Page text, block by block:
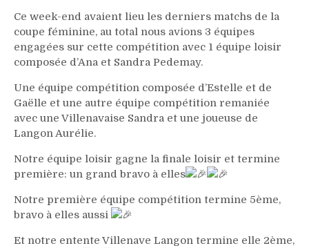
Ce week-end avaient lieu les derniers matchs de la
coupe féminine, au total nous avions 3 équipes
engagées sur cette compétition avec 1 équipe loisir
composée d’Ana et Sandra Pedemay.
Une équipe compétition composée d’Estelle et de
Gaëlle et une autre équipe compétition remaniée
avec une Villenavaise Sandra et une joueuse de
Langon Aurélie.
Notre équipe loisir gagne la finale loisir et termine
première: un grand bravo à elles
Notre première équipe compétition termine 5ème,
bravo à elles aussi
Et notre entente Villenave Langon termine elle 2ème,